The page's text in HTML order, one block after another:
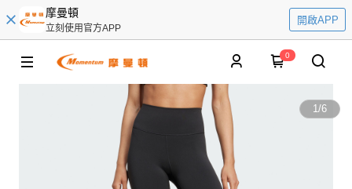
摩曼頓
立刻使用官方APP
開啟APP
0
1/6